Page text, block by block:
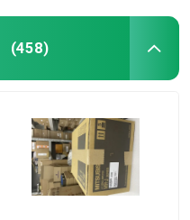
(458)